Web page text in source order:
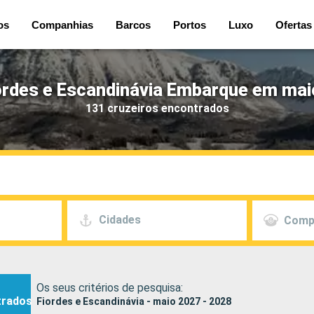
Companhias Barcos Portos Luxo Ofertas
e Escandinávia Embarque em
131 cruzeiros encontrados
Cidades
Os seus critérios de pesquisa:
Fiordes e Escandinávia - maio 2027 - 2028